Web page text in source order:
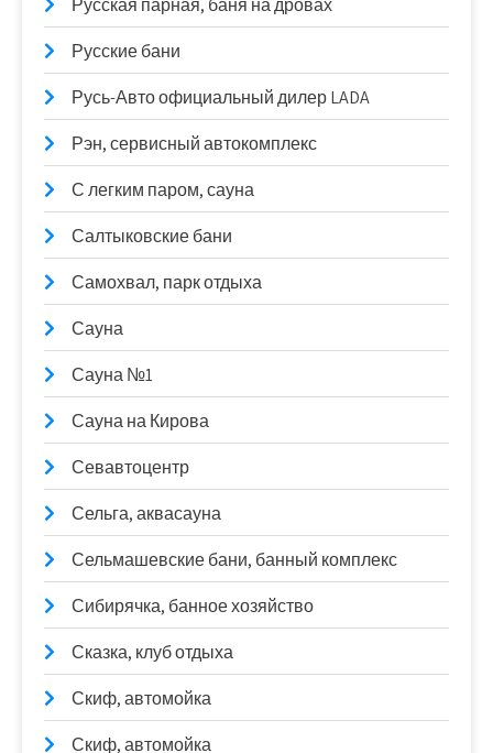
Русская парная, баня на дровах
Русские бани
Русь-Авто официальный дилер LADA
Рэн, сервисный автокомплекс
С легким паром, сауна
Салтыковские бани
Самохвал, парк отдыха
Сауна
Сауна №1
Сауна на Кирова
Севавтоцентр
Сельга, аквасауна
Сельмашевские бани, банный комплекс
Сибирячка, банное хозяйство
Сказка, клуб отдыха
Скиф, автомойка
Скиф, автомойка